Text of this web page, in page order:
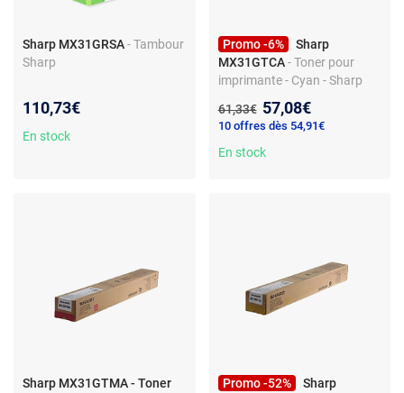
Sharp MX31GRSA- Tambour
Sharp
110,73€
En stock
Promo -6%
Sharp
MX31GTCA - Toner pour
imprimante - Cyan - Sharp
Ancien prix :
61,33€ Nouveau prix :
57,08€
10 offres dès 54,91€
En stock
Sharp MX31GTMA - Toner
Promo -52%
Sharp